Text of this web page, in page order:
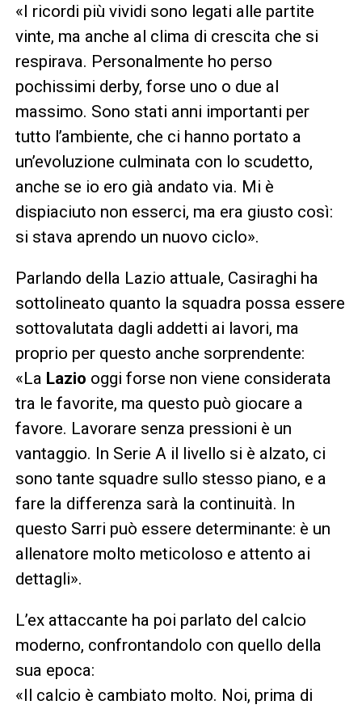
«I ricordi più vividi sono legati alle partite
vinte, ma anche al clima di crescita che si
respirava. Personalmente ho perso
pochissimi derby, forse uno o due al
massimo. Sono stati anni importanti per
tutto l’ambiente, che ci hanno portato a
un’evoluzione culminata con lo scudetto,
anche se io ero già andato via. Mi è
dispiaciuto non esserci, ma era giusto così:
si stava aprendo un nuovo ciclo».
Parlando della Lazio attuale, Casiraghi ha
sottolineato quanto la squadra possa essere
sottovalutata dagli addetti ai lavori, ma
proprio per questo anche sorprendente:
«La Lazio oggi forse non viene considerata
tra le favorite, ma questo può giocare a
favore. Lavorare senza pressioni è un
vantaggio. In Serie A il livello si è alzato, ci
sono tante squadre sullo stesso piano, e a
fare la differenza sarà la continuità. In
questo Sarri può essere determinante: è un
allenatore molto meticoloso e attento ai
dettagli».
L’ex attaccante ha poi parlato del calcio
moderno, confrontandolo con quello della
sua epoca:
«Il calcio è cambiato molto. Noi, prima di